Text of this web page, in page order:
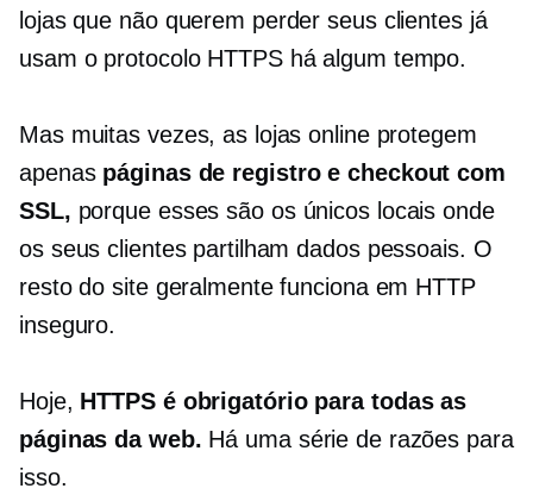
lojas que não querem perder seus clientes já
usam o protocolo HTTPS há algum tempo.
Mas muitas vezes, as lojas online protegem
apenas páginas de registro e checkout com
SSL, porque esses são os únicos locais onde
os seus clientes partilham dados pessoais. O
resto do site geralmente funciona em HTTP
inseguro.
Hoje, HTTPS é obrigatório para todas as
páginas da web. Há uma série de razões para
isso.